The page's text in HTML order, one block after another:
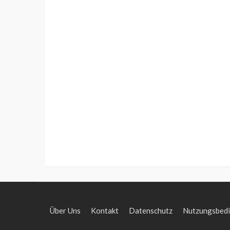
Über Uns Kontakt Datenschutz